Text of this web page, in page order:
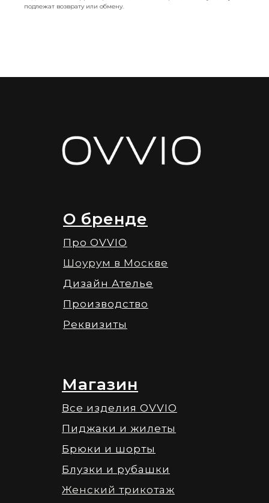
подлежат возврату или обмену.
Про OVVIO
Шоурум в Москве
Дизайн Ателье
Производство
Реквизиты
О бренде
Все изделия OVVIO
Пиджаки и жилеты
Брюки и шорты
Блузки и рубашки
Женский трикотаж
Магазин